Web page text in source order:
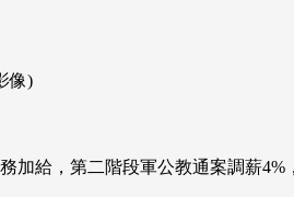
像)
加給，第二階段軍公教通案調薪